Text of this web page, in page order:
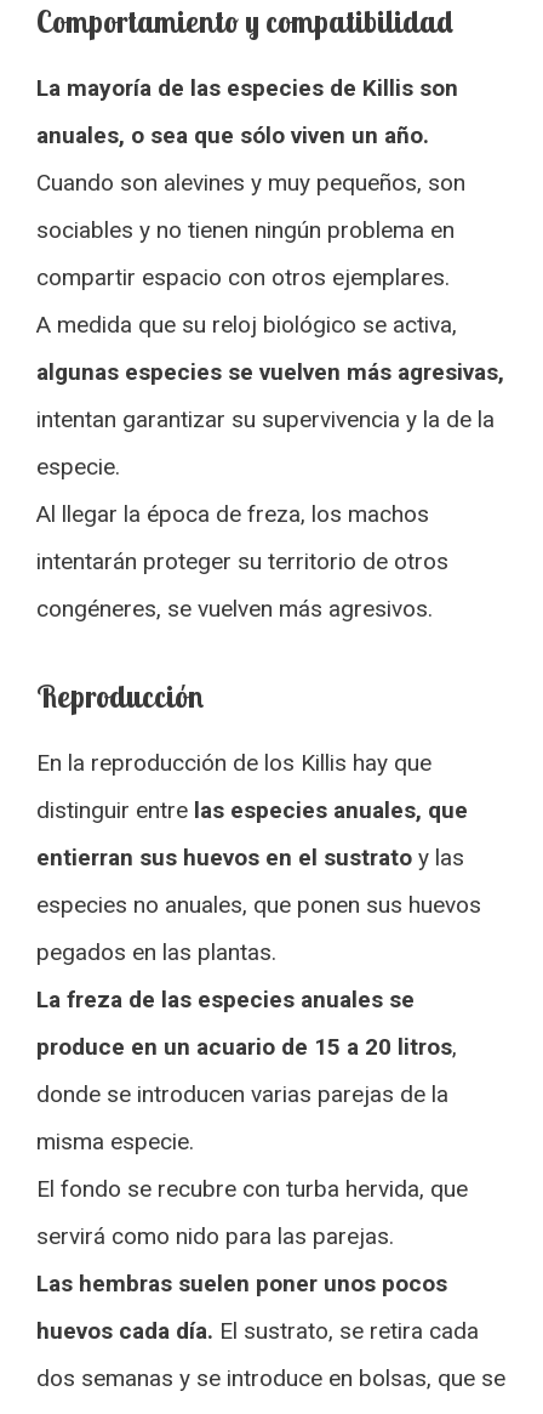
Comportamiento y compatibilidad
La mayoría de las especies de Killis son
anuales, o sea que sólo viven un año.
Cuando son alevines y muy pequeños, son
sociables y no tienen ningún problema en
compartir espacio con otros ejemplares.
A medida que su reloj biológico se activa,
algunas especies se vuelven más agresivas,
intentan garantizar su supervivencia y la de la
especie.
Al llegar la época de freza, los machos
intentarán proteger su territorio de otros
congéneres, se vuelven más agresivos.
Reproducción
En la reproducción de los Killis hay que
distinguir entre las especies anuales, que
entierran sus huevos en el sustrato y las
especies no anuales, que ponen sus huevos
pegados en las plantas.
La freza de las especies anuales se
produce en un acuario de 15 a 20 litros,
donde se introducen varias parejas de la
misma especie.
El fondo se recubre con turba hervida, que
servirá como nido para las parejas.
Las hembras suelen poner unos pocos
huevos cada día. El sustrato, se retira cada
dos semanas y se introduce en bolsas, que se